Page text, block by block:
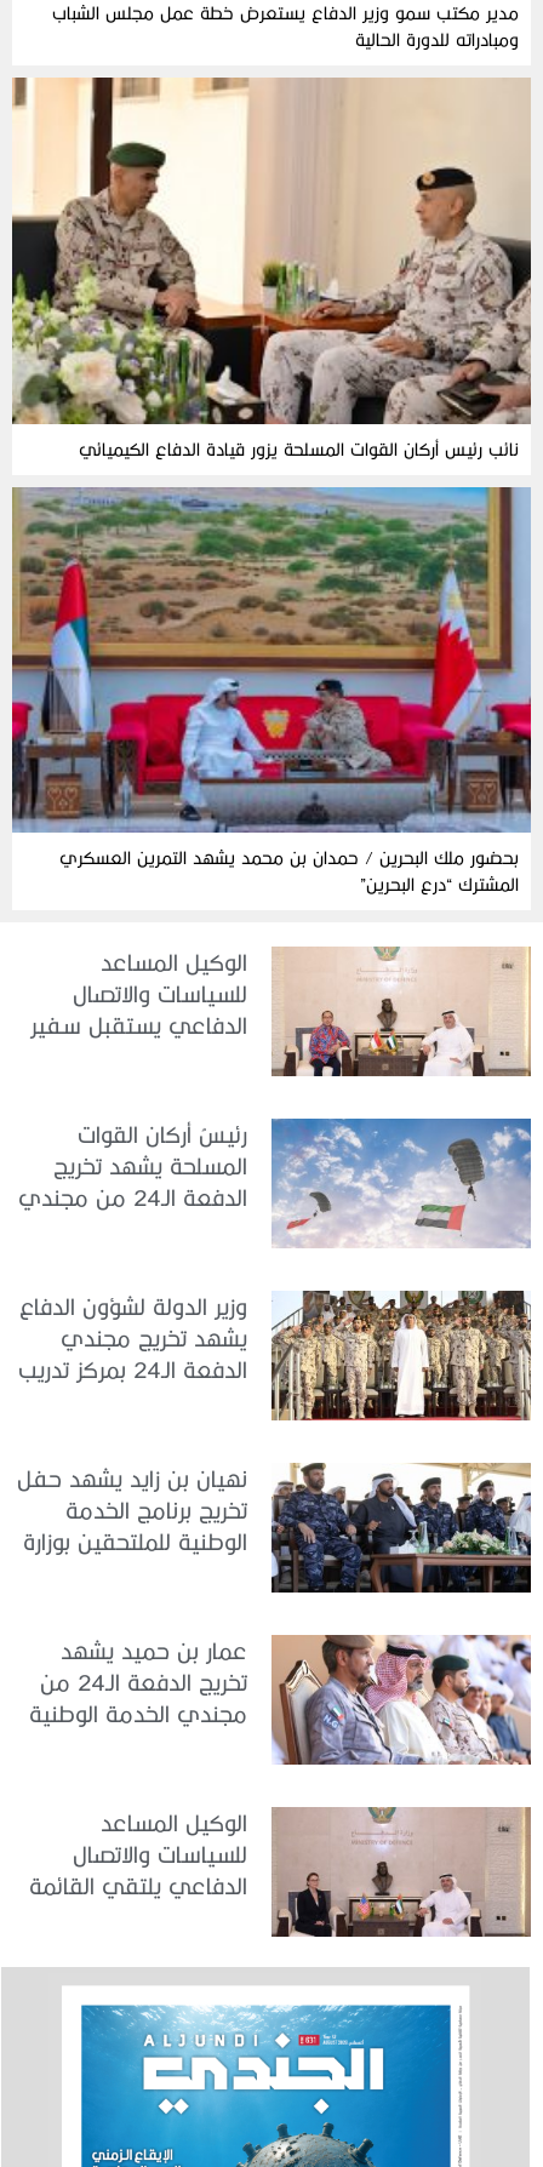
مدير مكتب سمو وزير الدفاع يستعرض خطة عمل مجلس الشباب
ومبادراته للدورة الحالية
نائب رئيس أركان القوات المسلحة يزور قيادة الدفاع الكيميائي
بحضور ملك البحرين / حمدان بن محمد يشهد التمرين العسكري
المشترك “درع البحرين”
الوكيل المساعد
للسياسات والاتصال
الدفاعي يستقبل سفير
رئيسُ أركان القوات
المسلحة يشهد تخريج
الدفعة الـ24 من مجندي
وزير الدولة لشؤون الدفاع
يشهد تخريج مجندي
الدفعة الـ24 بمركز تدريب
نهيان بن زايد يشهد حفل
تخريج برنامج الخدمة
الوطنية للملتحقين بوزارة
عمار بن حميد يشهد
تخريج الدفعة الـ24 من
مجندي الخدمة الوطنية
الوكيل المساعد
للسياسات والاتصال
الدفاعي يلتقي القائمة